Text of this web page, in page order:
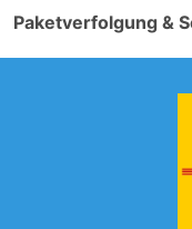
Paketverfolgung &